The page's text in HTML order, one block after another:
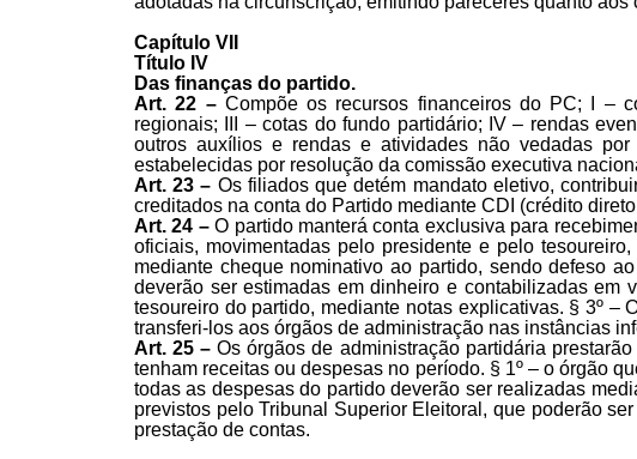
Capítulo VII
Título IV
Das finanças do partido.
Art. 22 – Compõe os recursos financeiros do PC; I –
regionais; III – cotas do fundo partidário; IV – rendas
outros auxílios e rendas e atividades não vedadas
estabelecidas por resolução da comissão executiva
Art. 23 – Os filiados que detém mandato eletivo,
creditados na conta do Partido mediante CDI (crédito
Art. 24 – O partido manterá conta exclusiva para
oficiais, movimentadas pelo presidente e pelo
mediante cheque nominativo ao partido, sendo defeso
deverão ser estimadas em dinheiro e contabilizadas em
tesoureiro do partido, mediante notas explicativas. § 3º
transferi-los aos órgãos de administração nas instâncias
Art. 25 – Os órgãos de administração partidária
tenham receitas ou despesas no período. § 1º – o órgão
todas as despesas do partido deverão ser realizadas
previstos pelo Tribunal Superior Eleitoral, que poderão
prestação de contas.